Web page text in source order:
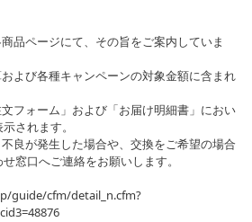
品ページにて、その旨をご案内していま
よび各種キャンペーンの対象金額に含まれ
フォーム」および「お届け明細書」におい
されます。
良が発生した場合や、交換をご希望の場合
窓口へご連絡をお願いします。
guide/cfm/detail_n.cfm?